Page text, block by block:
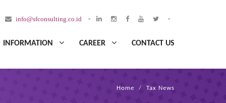
info@sfconsulting.co.id - -
INFORMATION CAREER CONTACT US
Home Tax News